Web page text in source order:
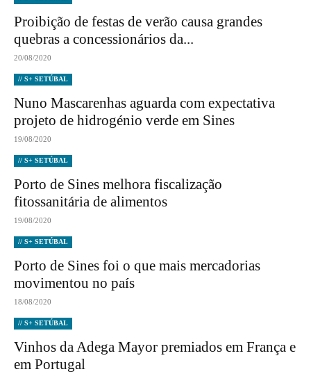
Proibição de festas de verão causa grandes
quebras a concessionários da...
20/08/2020
// S+ SETÚBAL
Nuno Mascarenhas aguarda com expectativa
projeto de hidrogénio verde em Sines
19/08/2020
// S+ SETÚBAL
Porto de Sines melhora fiscalização
fitossanitária de alimentos
19/08/2020
// S+ SETÚBAL
Porto de Sines foi o que mais mercadorias
movimentou no país
18/08/2020
// S+ SETÚBAL
Vinhos da Adega Mayor premiados em França e
em Portugal